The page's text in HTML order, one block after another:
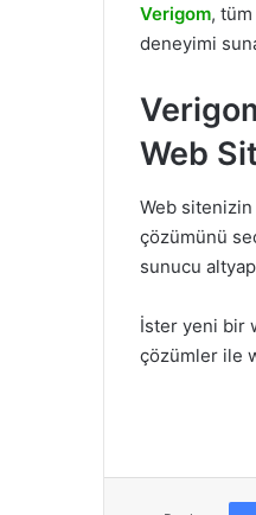
Verigom,
deneyimi
Web
Web
çözümünü
sunucu
İster yeni bir
çözümler ile